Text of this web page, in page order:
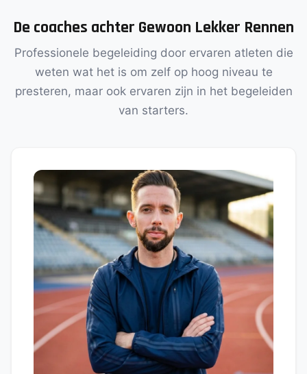
De coaches achter Gewoon Lekker Rennen
Professionele begeleiding door ervaren atleten die
weten wat het is om zelf op hoog niveau te
presteren, maar ook ervaren zijn in het begeleiden
van starters.